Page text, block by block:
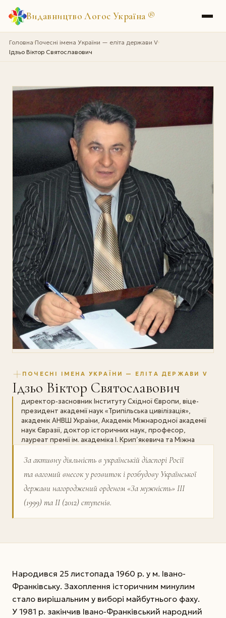
Видавництво Логос Україна ®
Головна›Почесні імена України — еліта держави V›
Ідзьо Віктор Святославович
ПОЧЕСНІ ІМЕНА УКРАЇНИ — ЕЛІТА ДЕРЖАВИ V
Ідзьо Віктор Святославович
директор-засновник Інституту Східної Європи, віце-
президент академії наук «Трипільська цивілізація»,
академік АНВШ України, Академік Міжнародної академії
наук Євразії, доктор історичних наук, професор,
лауреат премії ім. академіка І. Крип’якевича та Міжна
За активну діяльність в українській діаспорі Росії
та вагомий внесок у розвиток і розбудову Української
держави нагороджений орденом «За мужність» III
(1999) та II (2012) ступенів.
Народився 25 листопада 1960 р. у м. Івано-
Франківську. Захоплення історичним минулим
стало вирішальним у виборі майбутнього фаху.
У 1981 р. закінчив Івано-Франківський народний